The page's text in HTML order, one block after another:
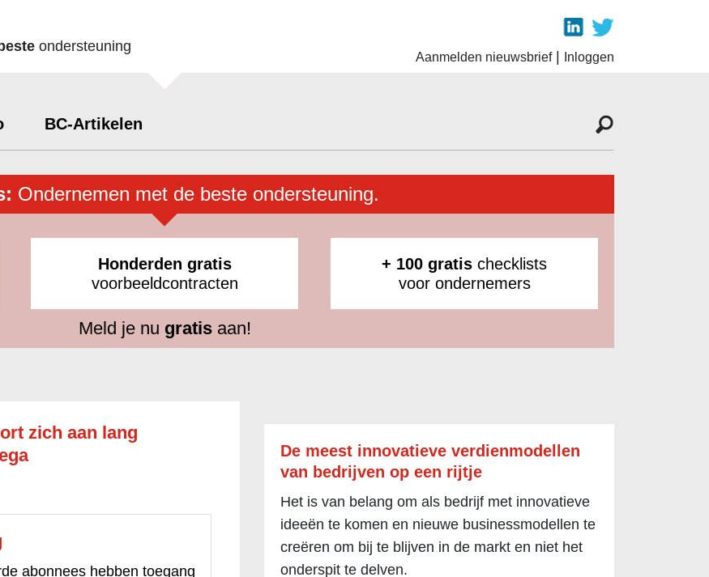
ondersteuning
Aanmelden nieuwsbrief| Inloggen
BC-Artikelen
Ondernemen met de beste ondersteuning.
Honderden gratis
voorbeeldcontracten
+ 100 gratis checklists
voor ondernemers
Meld je nu gratisaan!
zich aan lang
abonnees hebben toegang
De meest innovatieve verdienmodellen
van bedrijven op een rijtje
Het is van belang om als bedrijf met innovatieve
ideeën te komen en nieuwe businessmodellen te
creëren om bij te blijven in de markt en niet het
onderspit te delven.